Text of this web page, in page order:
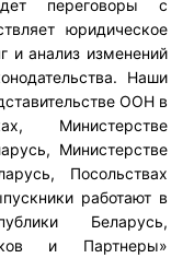
переговоры с
юридическое
и анализ изменений
Наши
ООН в
Министерстве
Министерстве
Посольствах
работают в
Беларусь,
и Партнеры»